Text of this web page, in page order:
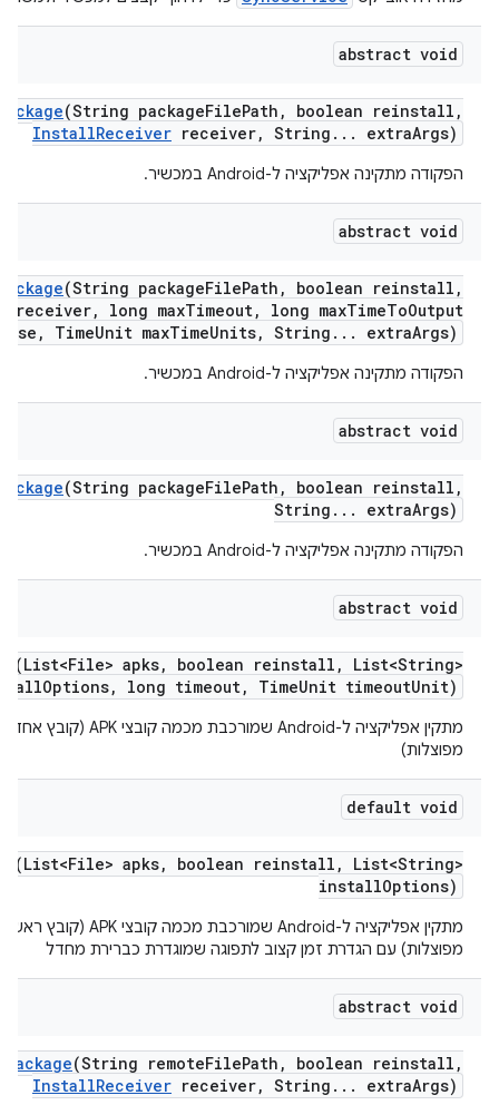
abstract void
(String packageFilePath , boolean reinstall ,
InstallReceiver receiver, String . . . extraArgs)
הפקודה מתקינה אפליקציה ל-Android במכשיר.
abstract void
(String packageFilePath , boolean reinstall ,
receiver, long maxTimeout, long maxTimeToOutput
, TimeUnit maxTimeUnits, String . . . extraArgs)
הפקודה מתקינה אפליקציה ל-Android במכשיר.
abstract void
(String packageFilePath , boolean reinstall ,
String . . . extraArgs)
הפקודה מתקינה אפליקציה ל-Android במכשיר.
abstract void
(List<File> apks, boolean reinstall ,
List<String>
Options, long timeout, TimeUnit timeoutUnit)
מפוצלות)
default void
(List<File> apks, boolean reinstall ,
List<String>
installOptions)
מפוצלות) עם הגדרת זמן קצוב לתפוגה שמוגדרת כברירת מחדל
abstract void
Package(String remoteFilePath , boolean reinstall ,
InstallReceiver receiver, String . . . extraArgs)